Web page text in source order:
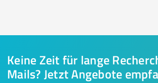
Keine Zeit für lange
Mails? Jetzt Angebote